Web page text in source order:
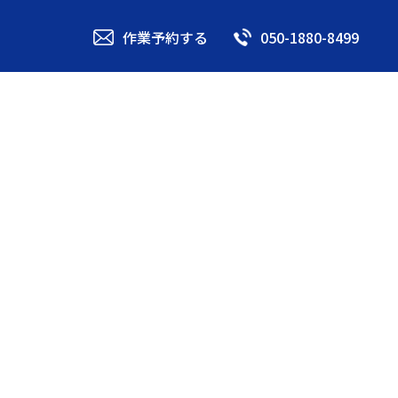
作業予約する 050-1880-8499